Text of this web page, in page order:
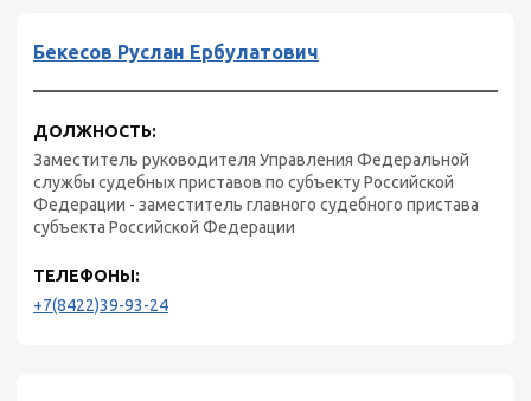
Бекесов Руслан Ербулатович
ДОЛЖНОСТЬ:
Заместитель руководителя Управления Федеральной
службы судебных приставов по субъекту Российской
Федерации - заместитель главного судебного пристава
субъекта Российской Федерации
ТЕЛЕФОНЫ:
+7(8422)39-93-24